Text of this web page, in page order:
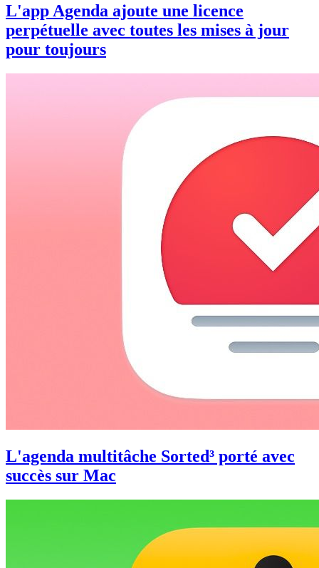
L'app Agenda ajoute une licence
perpétuelle avec toutes les mises à jour
pour toujours
L'agenda multitâche Sorted³ porté avec
succès sur Mac